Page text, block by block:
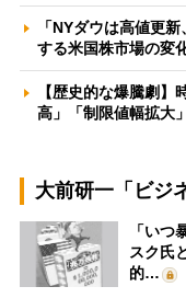
「NYダウは高値更
する米国株市場の
【歴史的な爆騰劇
高」「制限値幅拡
大前研一「ビジ
「い
スク氏
的…